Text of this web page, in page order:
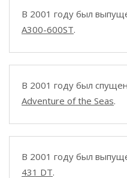
В 2001 году был
A300-600ST.
В 2001 году был
Adventure of the Seas.
В 2001 году был
431 DT.